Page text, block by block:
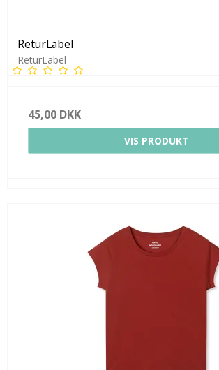
ReturLabel
ReturLabel
45,00 DKK
VIS PRODUKT